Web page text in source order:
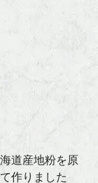
道産地粉を原
作りました